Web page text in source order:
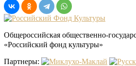
Общероссийская общественно-
«Российский фонд культуры»
Партнеры: